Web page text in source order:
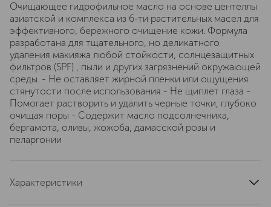
Очищающее гидрофильное масло на основе центеллы
азиатской и комплекса из 6-ти растительных масел для
эффективного, бережного очищение кожи. Формула
разработана для тщательного, но деликатного
удаления макияжа любой стойкости, солнцезащитных
фильтров (SPF) , пыли и других загрязнений окружающей
среды. - Не оставляет жирной пленки или ощущения
стянутости после использования - Не щиплет глаза -
Помогает растворить и удалить черные точки, глубоко
очищая поры - Содержит масло подсолнечника,
бергамота, оливы, жожоба, дамасской розы и
пеларгонии
Характеристики